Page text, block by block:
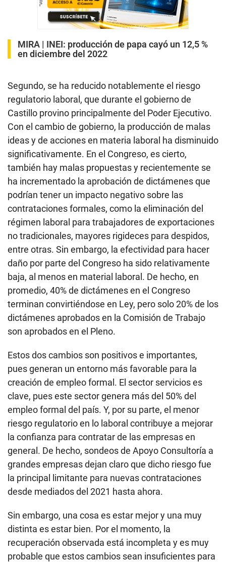
MIRA | INEI: producción de papa cayó un 12,5 %
en diciembre del 2022
Segundo, se ha reducido notablemente el riesgo
regulatorio laboral, que durante el gobierno de
Castillo provino principalmente del Poder Ejecutivo.
Con el cambio de gobierno, la producción de malas
ideas y de acciones en materia laboral ha disminuido
significativamente. En el Congreso, es cierto,
también hay malas propuestas y recientemente se
ha incrementado la aprobación de dictámenes que
podrían tener un impacto negativo sobre las
contrataciones formales, como la eliminación del
régimen laboral para trabajadores de exportaciones
no tradicionales, mayores rigideces para despidos,
entre otras. Sin embargo, la efectividad para hacer
daño por parte del Congreso ha sido relativamente
baja, al menos en material laboral. De hecho, en
promedio, 40% de dictámenes en el Congreso
terminan convirtiéndose en Ley, pero solo 20% de los
dictámenes aprobados en la Comisión de Trabajo
son aprobados en el Pleno.
Estos dos cambios son positivos e importantes,
pues generan un entorno más favorable para la
creación de empleo formal. El sector servicios es
clave, pues este sector genera más del 50% del
empleo formal del país. Y, por su parte, el menor
riesgo regulatorio en lo laboral contribuye a mejorar
la confianza para contratar de las empresas en
general. De hecho, sondeos de Apoyo Consultoría a
grandes empresas dejan claro que dicho riesgo fue
la principal limitante para nuevas contrataciones
desde mediados del 2021 hasta ahora.
Sin embargo, una cosa es estar mejor y una muy
distinta es estar bien. Por el momento, la
recuperación observada está incompleta y es muy
probable que estos cambios sean insuficientes para